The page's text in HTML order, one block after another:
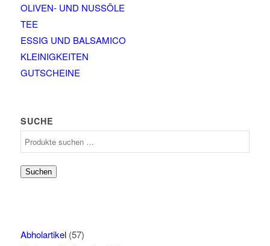
OLIVEN- UND NUSSÖLE
TEE
ESSIG UND BALSAMICO
KLEINIGKEITEN
GUTSCHEINE
SUCHE
Suchen
Abholartikel (57)